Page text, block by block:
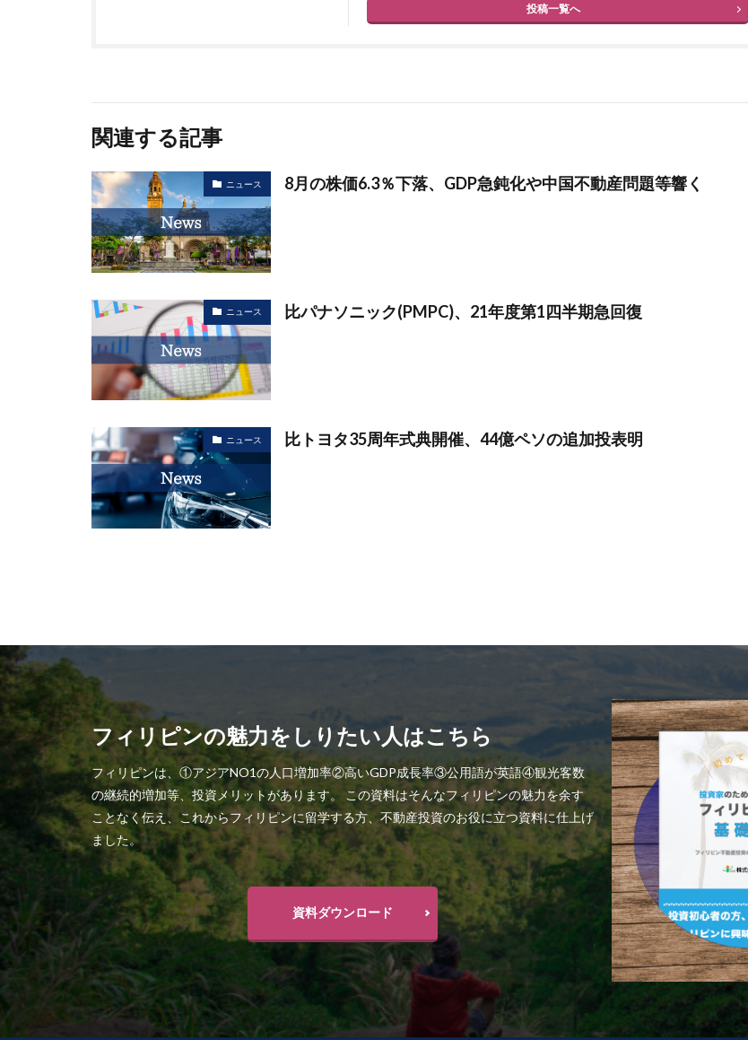
投稿一覧へ
関連する記事
ニュース 8月の株価6.3％下落、GDP急鈍化や中国不動産問題等響く
ニュース 比パナソニック(PMPC)、21年度第1四半期急回復
ニュース 比トヨタ35周年式典開催、44億ペソの追加投表明
フィリピンの魅力をしりたい人はこちら
フィリピンは、①アジアNO1の人口増加率②高いGDP成長率③公用語が英語④観光客数
の継続的増加等、投資メリットがあります。 この資料はそんなフィリピンの魅力を余す
ことなく伝え、これからフィリピンに留学する方、不動産投資のお役に立つ資料に仕上げ
ました。
資料ダウンロード